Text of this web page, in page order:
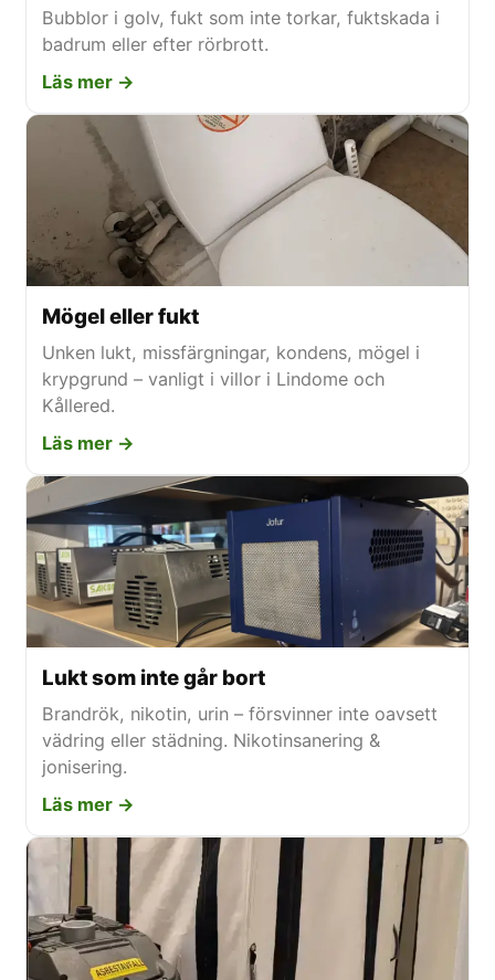
Bubblor i golv, fukt som inte torkar, fuktskada i
badrum eller efter rörbrott.
Läs mer →
Mögel eller fukt
Unken lukt, missfärgningar, kondens, mögel i
krypgrund – vanligt i villor i Lindome och
Kållered.
Läs mer →
Lukt som inte går bort
Brandrök, nikotin, urin – försvinner inte oavsett
vädring eller städning. Nikotinsanering &
jonisering.
Läs mer →